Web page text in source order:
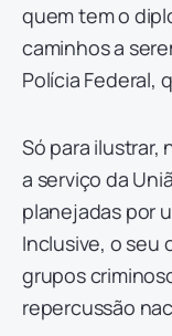
quem tem o
caminhos a
Polícia Federal,
Só para ilustrar,
a serviço da
planejadas por
Inclusive, o seu
grupos
repercussão